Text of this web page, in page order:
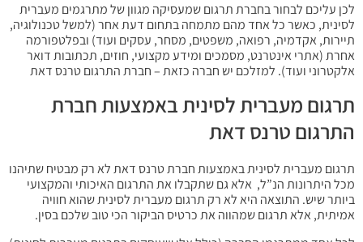
לכן עליכם לבחור בחברת תרגום שמעסיקה מגוון של מתרגמים מעברית
לסינית, כאשר כל אחד מהם מתמחה בתחום דעת אחר (למשל טכנולוגיה,
תיירות, אקדמיה, רפואה, משפטים, מסחר, עסקים ועוד) ובפלטפורמה
אחרת (אתרי אינטרנט, מסמכים ומידע מקצועי, חוזים, תכתובות דואר
אלקטרוני ועוד). למזלכם יש חברה כזאת – חברת התרגום טרנס דאת
תרגום מעברית לסינית באמצעות חברת
התרגום טרנס דאת
תרגום מעברית לסינית באמצעות חברת טרנס דאת לא רק מבטיח שתיהנו
מכל היתרונות הנ”ל, אלא גם שתקבלו את התרגום האיכותי והמקצועי
ביותר שיש. התוצאה היא לא רק תרגום מעברית לסינית שהוא חוויה
אמיתית, אלא תרגום שמהווה את כרטיס הביקור הכי טוב שלכם בסין.